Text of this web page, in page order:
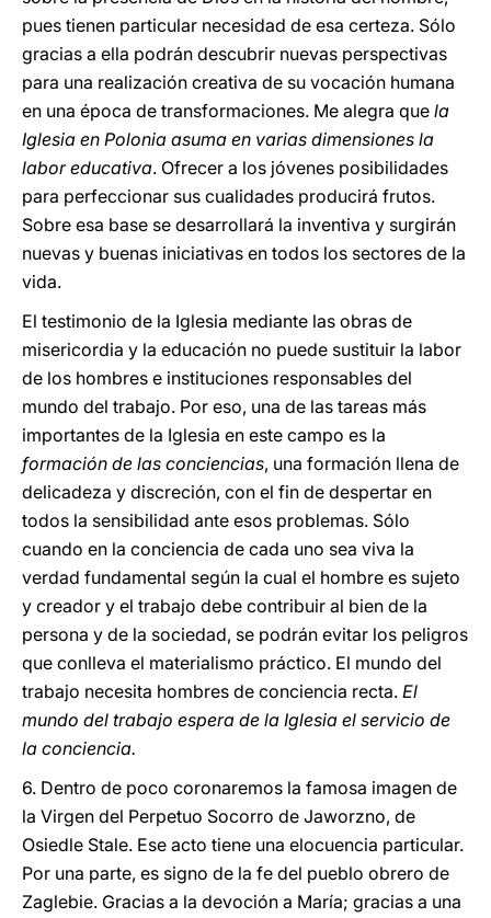
pues tienen particular necesidad de esa certeza. Sólo
gracias a ella podrán descubrir nuevas perspectivas
para una realización creativa de su vocación humana
en una época de transformaciones. Me alegra que la
Iglesia en Polonia asuma en varias dimensiones la
labor educativa. Ofrecer a los jóvenes posibilidades
para perfeccionar sus cualidades producirá frutos.
Sobre esa base se desarrollará la inventiva y surgirán
nuevas y buenas iniciativas en todos los sectores de la
vida.
El testimonio de la Iglesia mediante las obras de
misericordia y la educación no puede sustituir la labor
de los hombres e instituciones responsables del
mundo del trabajo. Por eso, una de las tareas más
importantes de la Iglesia en este campo es la
formación de las conciencias, una formación llena de
delicadeza y discreción, con el fin de despertar en
todos la sensibilidad ante esos problemas. Sólo
cuando en la conciencia de cada uno sea viva la
verdad fundamental según la cual el hombre es sujeto
y creador y el trabajo debe contribuir al bien de la
persona y de la sociedad, se podrán evitar los peligros
que conlleva el materialismo práctico. El mundo del
trabajo necesita hombres de conciencia recta. El
mundo del trabajo espera de la Iglesia el servicio de
la conciencia.
6. Dentro de poco coronaremos la famosa imagen de
la Virgen del Perpetuo Socorro de Jaworzno, de
Osiedle Stale. Ese acto tiene una elocuencia particular.
Por una parte, es signo de la fe del pueblo obrero de
Zaglebie. Gracias a la devoción a María; gracias a una